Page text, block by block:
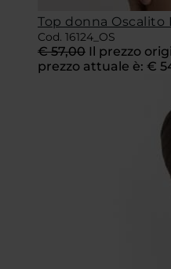
Top donna Oscalito
Cod. 16124_OS
€57,00 Il prezzo
prezzo attuale è: €